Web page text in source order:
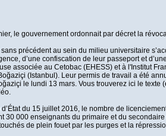
le gouvernement ordonnait par décret la
précédent au sein du milieu universitaire
d’une confiscation de leur passeport et
associée au Cetobac (EHESS) et à l'Institut
(Istanbul). Leur permis de travail a été
le lundi 13 mars. Vous trouverez ici le
du 15 juillet 2016, le nombre de
30 000 enseignants du primaire et du
de plein fouet par les purges et la